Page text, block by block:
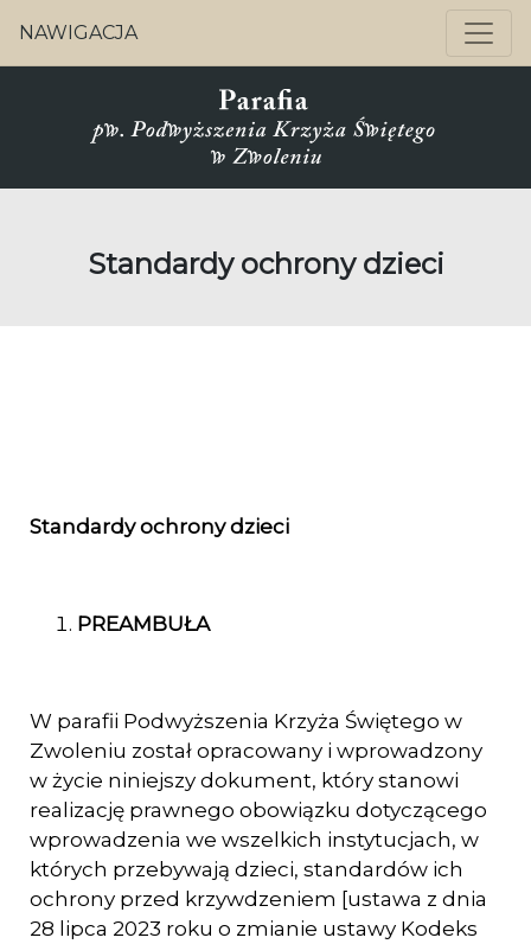
NAWIGACJA
Standardy ochrony dzieci
Standardy ochrony dzieci
PREAMBUŁA
W parafii Podwyższenia Krzyża Świętego w
Zwoleniu został opracowany i wprowadzony
w życie niniejszy dokument, który stanowi
realizację prawnego obowiązku dotyczącego
wprowadze­nia we wszelkich instytucjach, w
których przebywają dzieci, standardów ich
ochrony przed krzywdzeniem [ustawa z dnia
28 lipca 2023 roku o zmianie ustawy Kodeks